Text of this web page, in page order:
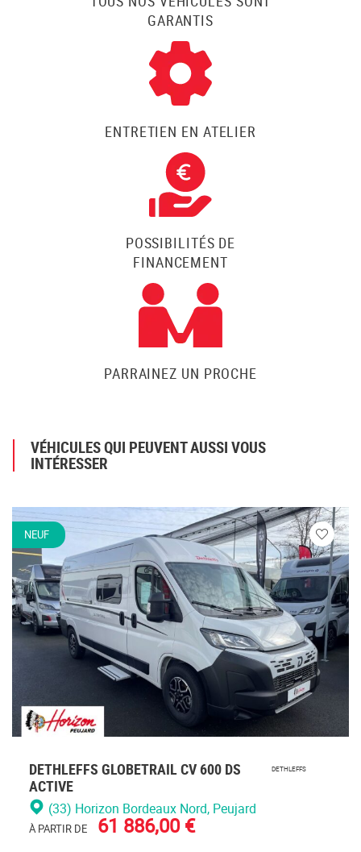
GARANTIS
ENTRETIEN EN ATELIER
POSSIBILITÉS DE
FINANCEMENT
PARRAINEZ UN PROCHE
VÉHICULES QUI PEUVENT AUSSI VOUS
INTÉRESSER
NEUF
Veuillez
vous
DETHLEFFS GLOBETRAIL CV 600 DS
ACTIVE
DETHLEFFS
(33) Horizon Bordeaux Nord, Peujard
À PARTIR DE 61 886,00 €